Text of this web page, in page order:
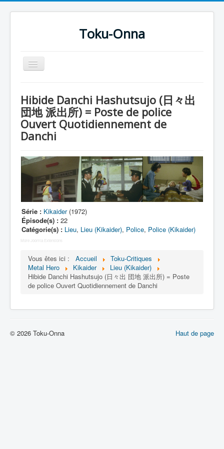
Toku-Onna
Basculer
la
Toku-Actrices
Toku-Critiques
Séries
Films
COSAA
Dessins
Artiste Asperger
Lexique
キカイダー) = Androïde Kikaider
Série
Objets
Hibide Danchi Hashutsujo (日々出
団地 派出所) = Poste de police
Ouvert Quotidiennement de
Danchi
Série : Kikaider(1972)
Épisode(s) : 22
Catégorie(s) : Lieu, Lieu (Kikaider), Police, Police (Kikaider)
More Joomla Extensions
Vous êtes ici : Accueil
Toku-Critiques
Metal Hero
Kikaider
Lieu (Kikaider)
Hibide Danchi Hashutsujo (日々出 団地 派出所) = Poste
de police Ouvert Quotidiennement de Danchi
Haut de page
© 2026 Toku-Onna